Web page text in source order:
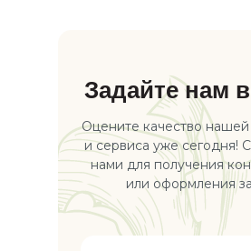
Задайте нам
Оцените качество
и сервиса уже сегодня!
нами для получения
или оформления